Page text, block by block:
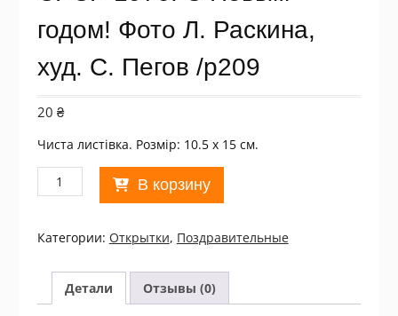
годом! Фото Л. Раскина,
худ. С. Пегов /р209
20 ₴
Чиста листівка. Розмір: 10.5 х 15 см.
Количество
товара
1976.
Новым
годом!
Фото
В корзину
Категории: Открытки, Поздравительные
Детали Отзывы (0)